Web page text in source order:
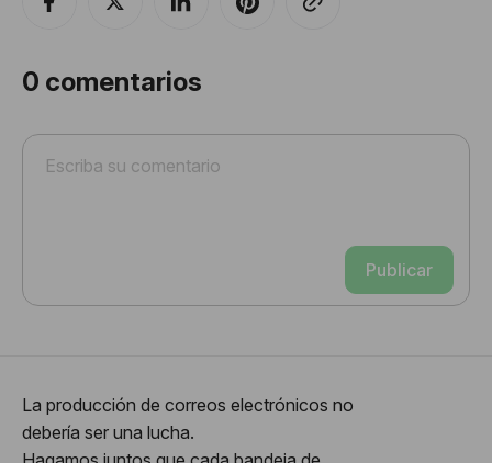
0 comentarios
Publicar
La producción de correos electrónicos no
debería ser una lucha.